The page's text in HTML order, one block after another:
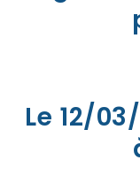
Le 12/